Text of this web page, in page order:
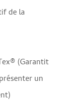
de la
(Garantit
un